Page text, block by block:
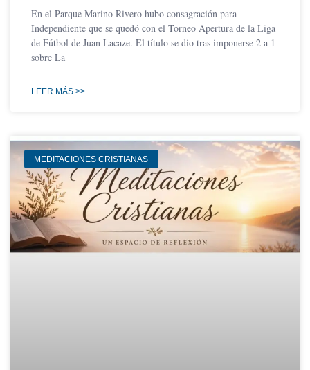
En el Parque Marino Rivero hubo consagración para
Independiente que se quedó con el Torneo Apertura de la Liga
de Fútbol de Juan Lacaze. El título se dio tras imponerse 2 a 1
sobre La
LEER MÁS >>
MEDITACIONES CRISTIANAS